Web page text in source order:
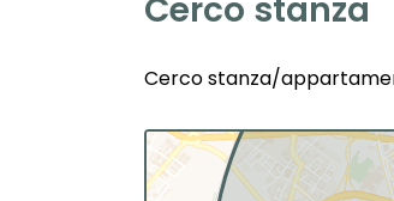
Cerco stanza
Cerco stanza/